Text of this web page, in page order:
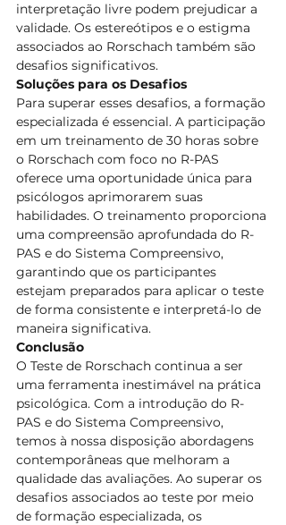
interpretação livre podem prejudicar a
validade. Os estereótipos e o estigma
associados ao Rorschach também são
desafios significativos.
Soluções para os Desafios
Para superar esses desafios, a formação
especializada é essencial. A participação
em um treinamento de 30 horas sobre
o Rorschach com foco no R-PAS
oferece uma oportunidade única para
psicólogos aprimorarem suas
habilidades. O treinamento proporciona
uma compreensão aprofundada do R-
PAS e do Sistema Compreensivo,
garantindo que os participantes
estejam preparados para aplicar o teste
de forma consistente e interpretá-lo de
maneira significativa.
Conclusão
O Teste de Rorschach continua a ser
uma ferramenta inestimável na prática
psicológica. Com a introdução do R-
PAS e do Sistema Compreensivo,
temos à nossa disposição abordagens
contemporâneas que melhoram a
qualidade das avaliações. Ao superar os
desafios associados ao teste por meio
de formação especializada, os